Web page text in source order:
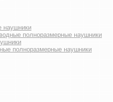
наушники
полноразмерные наушники
полноразмерные наушники